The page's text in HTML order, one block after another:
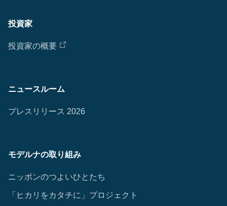
投資家
投資家の概要
ニュースルーム
プレスリリース 2026
モデルナの取り組み
ニッポンのつよいひとたち
「ヒカリをカタチに」プロジェクト